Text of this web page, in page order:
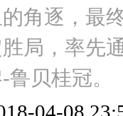
的角逐，最
局，率先
鲁贝桂冠。